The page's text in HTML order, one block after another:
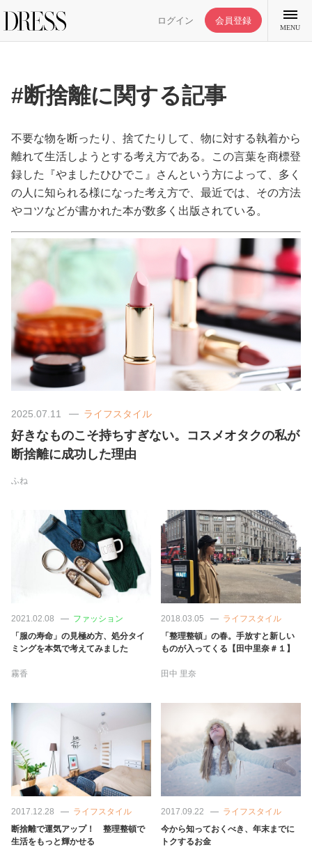
ログイン 会員登録
MENU
特集記事
DRESS部活
ライフスタイル
ファッション
恋愛/結婚/離婚
美容/健康
ワークスタイル
妊娠/出産/家族
ココロ/カラダ
トラベル
カルチャー/エンタメ
#断捨離に関する記事
不要な物を断ったり、捨てたりして、物に対する執着から
離れて生活しようとする考え方である。この言葉を商標登
録した『やましたひひでこ』さんという方によって、多く
の人に知られる様になった考え方で、最近では、その方法
やコツなどが書かれた本が数多く出版されている。
2025.07.11 ライフスタイル
好きなものこそ持ちすぎない。コスメオタクの私が
断捨離に成功した理由
ふね
2021.02.08
ファッション
「服の寿命」の見極め方、処分タイ
ミングを本気で考えてみました
霧香
2018.03.05
ライフスタイル
「整理整頓」の春。手放すと新しい
ものが入ってくる【田中里奈＃１】
田中 里奈
2017.12.28
ライフスタイル
断捨離で運気アップ！ 整理整頓で
生活をもっと輝かせる
2017.09.22
ライフスタイル
今から知っておくべき、年末までに
トクするお金